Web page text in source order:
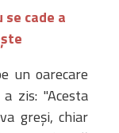
cade a
un oarecare
zis: "Acesta
greşi, chiar